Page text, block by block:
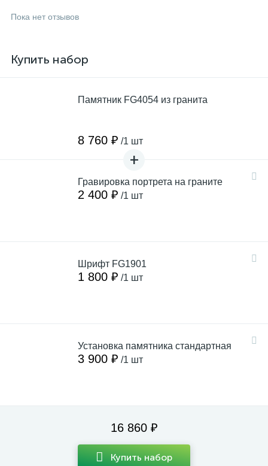
Пока нет отзывов
Купить набор
Памятник FG4054 из гранита
8 760 ₽ /1 шт
Гравировка портрета на граните
2 400 ₽ /1 шт
Шрифт FG1901
1 800 ₽ /1 шт
Установка памятника стандартная
3 900 ₽ /1 шт
16 860 ₽
Купить набор